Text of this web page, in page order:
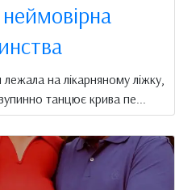
на лікарняному ліжку,
танцює крива пе...